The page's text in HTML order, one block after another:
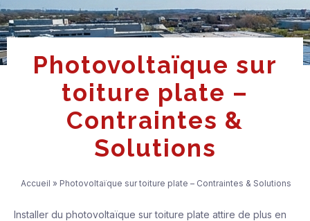
Photovoltaïque sur
toiture plate –
Contraintes &
Solutions
Accueil » Photovoltaïque sur toiture plate – Contraintes & Solutions
Installer du photovoltaïque sur toiture plate attire de plus en